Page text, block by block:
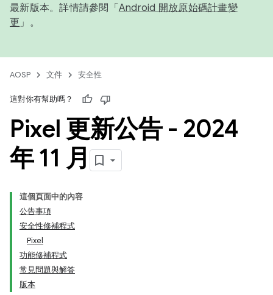
最新版本。詳情請參閱「 Android 開放原始碼計畫變
更 」。
AOSP 文件 安全性
這對你有幫助嗎？
Pixel 更新公告 - 2024
年 11 月
這個頁面中的內容
公告事項
安全性修補程式
Pixel
功能修補程式
常見問題與解答
版本